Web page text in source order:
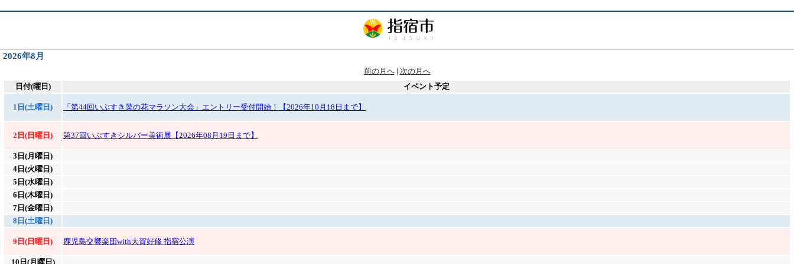
2026年8月
前の月へ| 次の月へ
日付(曜日)
イベント予定
1日(土曜日) 「第44回いぶすき菜の花マラソン大会」エントリー受付開始！【2026年10月18日まで】
2日(日曜日) 第37回いぶすきシルバー美術展【2026年08月19日まで】
3日(月曜日)
4日(火曜日)
5日(水曜日)
6日(木曜日)
7日(金曜日)
8日(土曜日)
9日(日曜日) 鹿児島交響楽団with大賀好修 指宿公演
10日(月曜日)